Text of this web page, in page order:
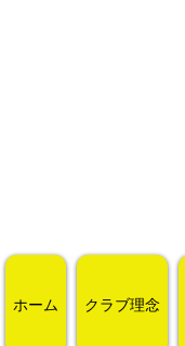
ホーム クラブ理念